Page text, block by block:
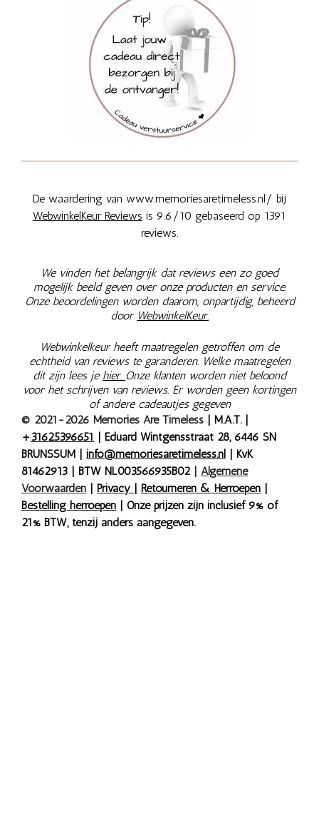
De waardering van www.memoriesaretimeless.nl/ bij
WebwinkelKeur Reviews is 9.6/10 gebaseerd op 1391
reviews.
We vinden het belangrijk dat reviews een zo goed
mogelijk beeld geven over onze producten en service.
Onze beoordelingen worden daarom, onpartijdig, beheerd
door WebwinkelKeur.
Webwinkelkeur heeft maatregelen getroffen om de
echtheid van reviews te garanderen. Welke maatregelen
dit zijn lees je hier. Onze klanten worden niet beloond
voor het schrijven van reviews. Er worden geen kortingen
of andere cadeautjes gegeven
© 2021-2026 Memories Are Timeless | M.A.T. |
+31625396651 | Eduard Wintgensstraat 28, 6446 SN
BRUNSSUM | info@memoriesaretimeless.nl | KvK
81462913 | BTW NL003566935B02 | Algemene
Voorwaarden | Privacy | Retourneren & Herroepen |
Bestelling herroepen | Onze prijzen zijn inclusief 9% of
21% BTW, tenzij anders aangegeven.